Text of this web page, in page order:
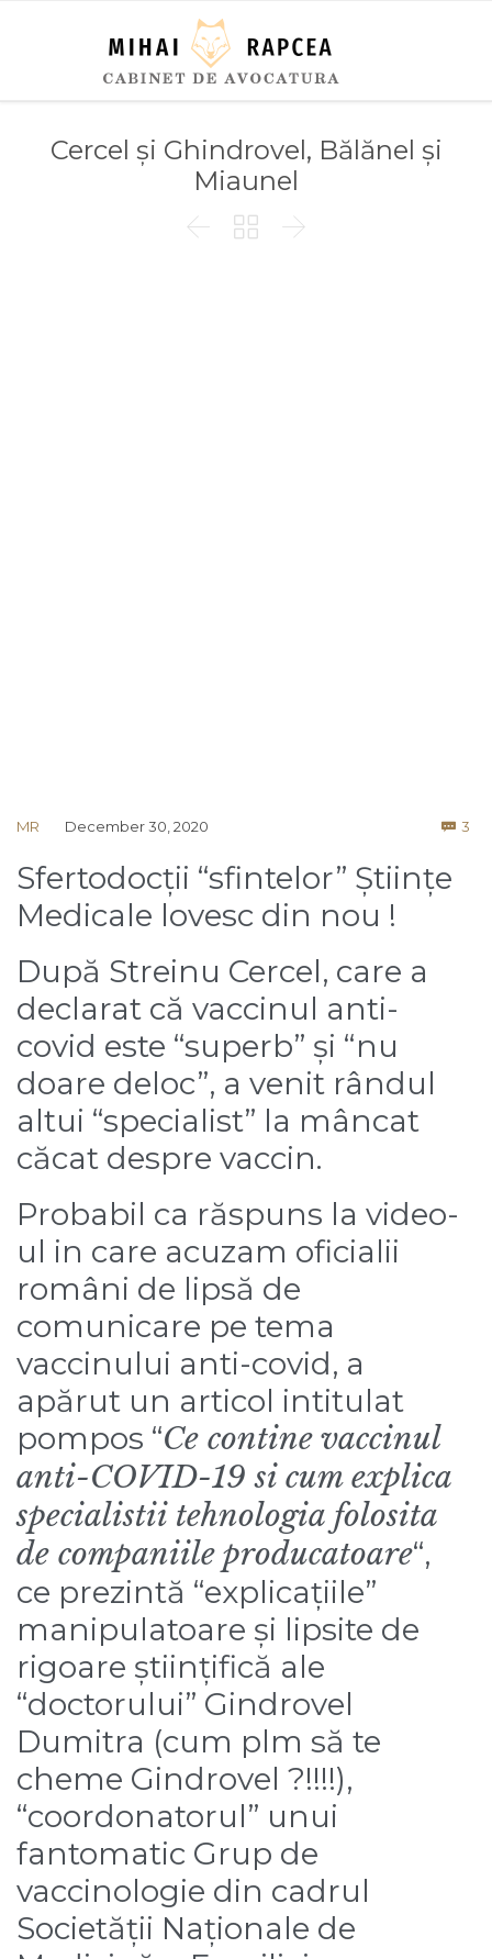
Cercel și Ghindrovel, Bălănel și
Miaunel
  
MR December 30, 2020  3
Sfertodocții “sfintelor” Științe
Medicale lovesc din nou !
După Streinu Cercel, care a
declarat că vaccinul anti-
covid este “superb” și “nu
doare deloc”, a venit rândul
altui “specialist” la mâncat
căcat despre vaccin.
Probabil ca răspuns la video-
ul in care acuzam oficialii
români de lipsă de
comunicare pe tema
vaccinului anti-covid, a
apărut un articol intitulat
pompos “Ce contine vaccinul
anti-COVID-19 si cum explica
specialistii tehnologia folosita
de companiile producatoare“,
ce prezintă “explicațiile”
manipulatoare și lipsite de
rigoare științifică ale
“doctorului” Gindrovel
Dumitra (cum plm să te
cheme Gindrovel ?!!!!),
“coordonatorul” unui
fantomatic Grup de
vaccinologie din cadrul
Societății Naționale de